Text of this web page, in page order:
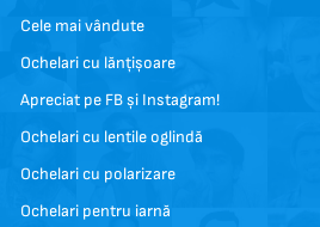
Cele mai vândute
Ochelari cu lănțișoare
Apreciat pe FB și Instagram!
Ochelari cu lentile oglindă
Ochelari cu polarizare
Ochelari pentru iarnă